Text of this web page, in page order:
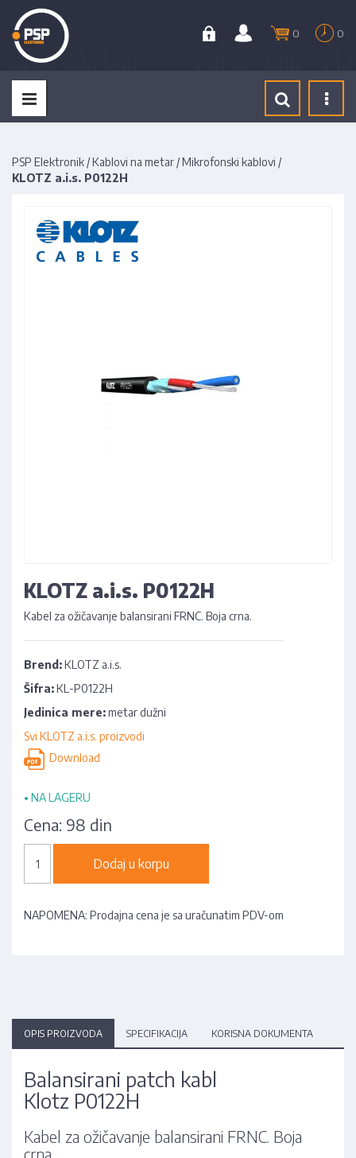
0 0
PSP Elektronik /Kablovi na metar /Mikrofonski kablovi /
KLOTZ a.i.s. P0122H
KLOTZ a.i.s. P0122H
Kabel za ožičavanje balansirani FRNC. Boja crna.
Brend:KLOTZ a.i.s.
Šifra:KL-P0122H
Jedinica mere:metar dužni
Svi KLOTZ a.i.s. proizvodi
Download
• NA LAGERU
Cena: 98 din
Dodaj u korpu
NAPOMENA: Prodajna cena je sa uračunatim PDV-om
OPIS PROIZVODA SPECIFIKACIJA KORISNA DOKUMENTA
Balansirani patch kabl
Klotz P0122H
Kabel za ožičavanje balansirani FRNC. Boja
crna.